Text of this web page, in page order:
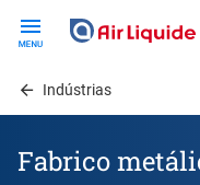
contentIndústrias
Fabrico